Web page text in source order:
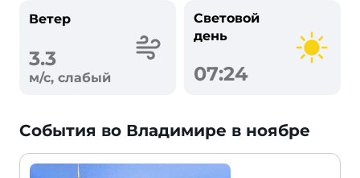
Ветер
3.3
м/с, слабый
Световой
день
07:24
События во Владимире в ноябре